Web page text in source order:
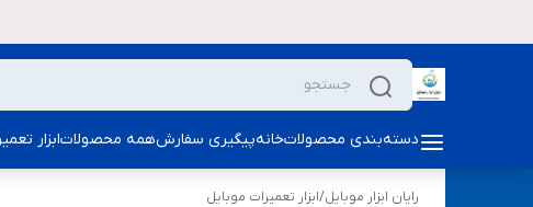
دسته‌بندی محصولاتخانهپیگیری سفارشهمه محصولاتابزار
رایان ابزار موبایل/ابزار تعمیرات موبایل